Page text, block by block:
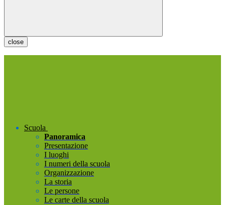
close
Scuola
Panoramica
Presentazione
I luoghi
I numeri della scuola
Organizzazione
La storia
Le persone
Le carte della scuola